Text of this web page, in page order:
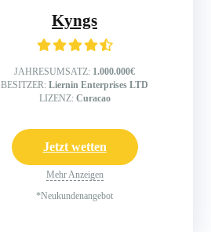
Kyngs
JAHRESUMSATZ: 1.000.000€
BESITZER: Liernin Enterprises LTD
LIZENZ: Curacao
Jetzt wetten
Mehr Anzeigen
*Neukundenangebot